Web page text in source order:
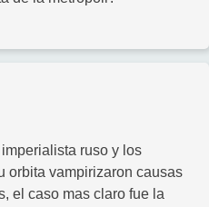
ruso y los
orbita vampirizaron causas
el caso mas claro fue la